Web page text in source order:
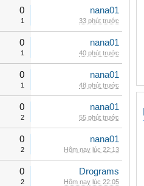
0
1
nana01
33 phút trước
0
1
nana01
40 phút trước
0
1
nana01
48 phút trước
0
2
nana01
55 phút trước
0
2
nana01
Hôm nay lúc 22:13
0
2
Drograms
Hôm nay lúc 22:05